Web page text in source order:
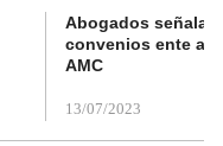
Abogados
convenios ente
AMC
13/07/2023